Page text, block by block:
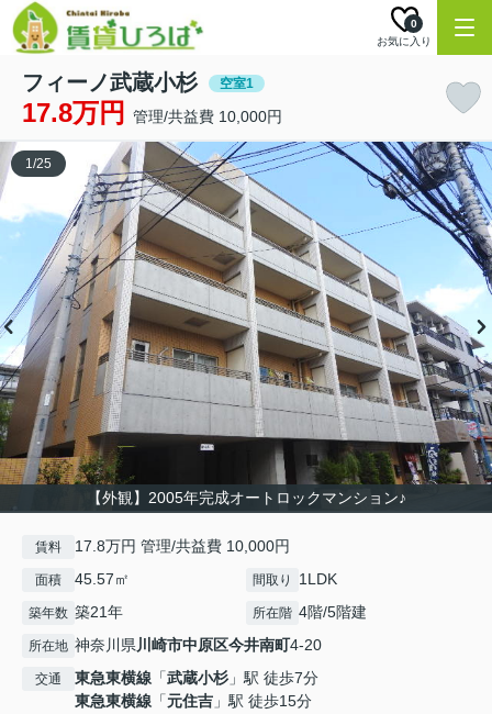
お気に入り
0
フィーノ武蔵小杉 空室1
17.8万円 管理/共益費 10,000円
【外観】2005年完成オートロックマンション♪
1/25
賃料 17.8万円 管理/共益費 10,000円
面積 45.57㎡ 間取り 1LDK
築年数 築21年 所在階 4階/5階建
所在地 神奈川県川崎市中原区今井南町4-20
交通 東急東横線 「武蔵小杉 」駅 徒歩7分
東急東横線 「元住吉 」駅 徒歩15分